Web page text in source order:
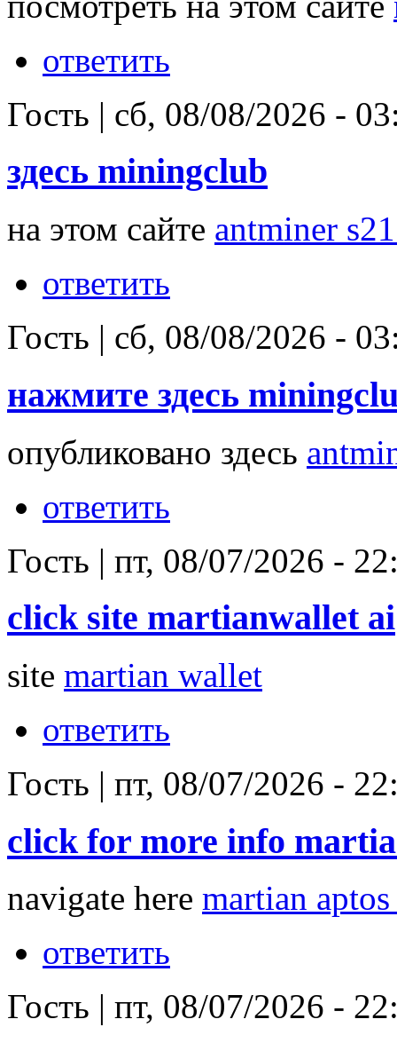
ответить
Гость | сб, 08/08/2026 -
здесь miningclub
на этом сайте antminer
ответить
Гость | сб, 08/08/2026 -
нажмите здесь
опубликовано здесь
ответить
Гость | пт, 08/07/2026 -
click site martianwallet ai
site martian wallet
ответить
Гость | пт, 08/07/2026 -
click for more info
navigate here martian
ответить
Гость | пт, 08/07/2026 -